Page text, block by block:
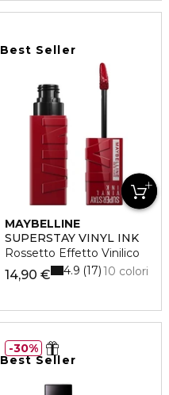
Best Seller
MAYBELLINE
SUPERSTAY VINYL INK
Rossetto Effetto Vinilico
14,90 € 10 colori
4.9 17
Best Seller
30%